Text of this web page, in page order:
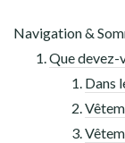
Navigation &
Que devez-
Dans